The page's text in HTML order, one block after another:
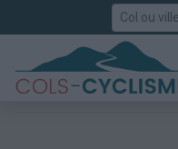
Rechercher